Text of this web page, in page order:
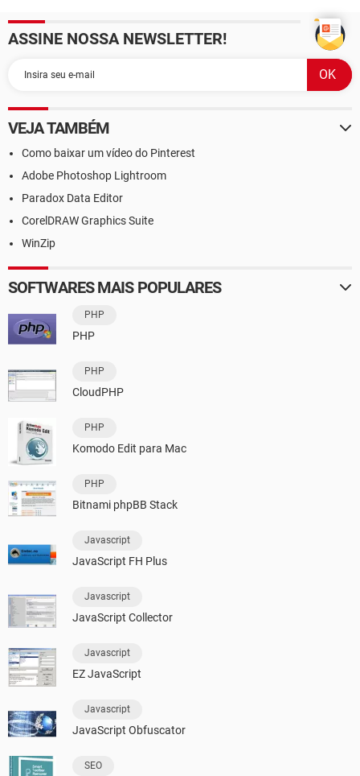
ASSINE NOSSA NEWSLETTER!
VEJA TAMBÉM
Como baixar um vídeo do Pinterest
Adobe Photoshop Lightroom
Paradox Data Editor
CorelDRAW Graphics Suite
WinZip
SOFTWARES MAIS POPULARES
PHP
PHP
PHP
CloudPHP
PHP
Komodo Edit para Mac
PHP
Bitnami phpBB Stack
Javascript
JavaScript FH Plus
Javascript
JavaScript Collector
Javascript
EZ JavaScript
Javascript
JavaScript Obfuscator
SEO